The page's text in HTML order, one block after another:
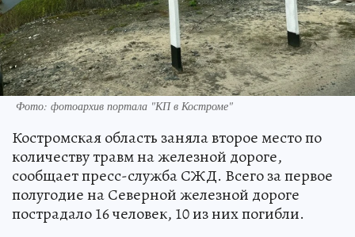
Фото: фотоархив портала "КП в Костроме"
Костромская область заняла второе место по
количеству травм на железной дороге,
сообщает пресс-служба СЖД. Всего за первое
полугодие на Северной железной дороге
пострадало 16 человек, 10 из них погибли.